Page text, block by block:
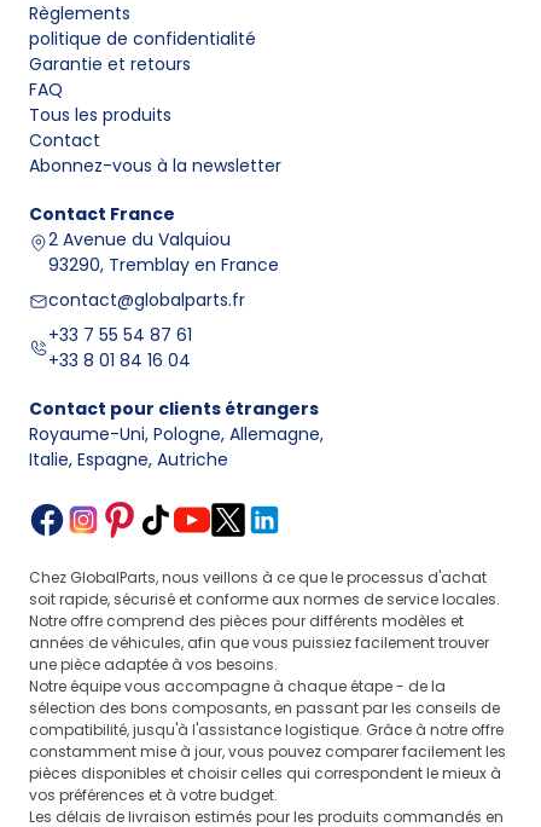
Règlements
politique de confidentialité
Garantie et retours
FAQ
Tous les produits
Contact
Abonnez-vous à la newsletter
Contact France
2 Avenue du Valquiou
93290, Tremblay en France
contact@globalparts.fr
+33 7 55 54 87 61
+33 8 01 84 16 04
Contact pour clients étrangers
Royaume-Uni, Pologne, Allemagne,
Italie, Espagne, Autriche
Chez GlobalParts, nous veillons à ce que le processus d'achat
soit rapide, sécurisé et conforme aux normes de service locales.
Notre offre comprend des pièces pour différents modèles et
années de véhicules, afin que vous puissiez facilement trouver
une pièce adaptée à vos besoins.
Notre équipe vous accompagne à chaque étape - de la
sélection des bons composants, en passant par les conseils de
compatibilité, jusqu'à l'assistance logistique. Grâce à notre offre
constamment mise à jour, vous pouvez comparer facilement les
pièces disponibles et choisir celles qui correspondent le mieux à
vos préférences et à votre budget.
Les délais de livraison estimés pour les produits commandés en